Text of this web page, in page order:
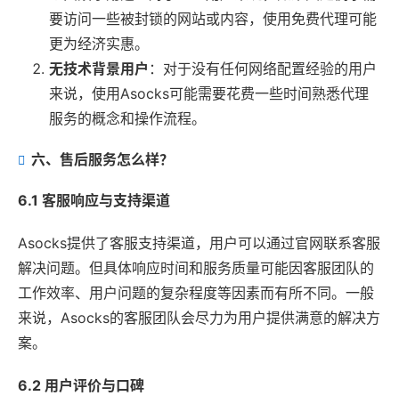
要访问一些被封锁的网站或内容，使用免费代理可能
更为经济实惠。
无技术背景用户 ：对于没有任何网络配置经验的用户
来说，使用Asocks可能需要花费一些时间熟悉代理
服务的概念和操作流程。
六、售后服务怎么样？
6.1 客服响应与支持渠道
Asocks提供了客服支持渠道，用户可以通过官网联系客服
解决问题。但具体响应时间和服务质量可能因客服团队的
工作效率、用户问题的复杂程度等因素而有所不同。一般
来说，Asocks的客服团队会尽力为用户提供满意的解决方
案。
6.2 用户评价与口碑